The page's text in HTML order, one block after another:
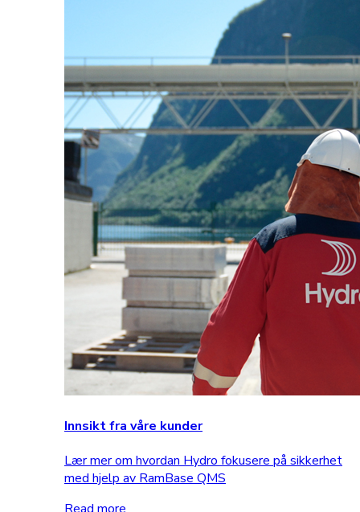
Innsikt fra våre kunder
Lær mer om hvordan Hydro fokusere på sikkerhet
med hjelp av RamBase QMS